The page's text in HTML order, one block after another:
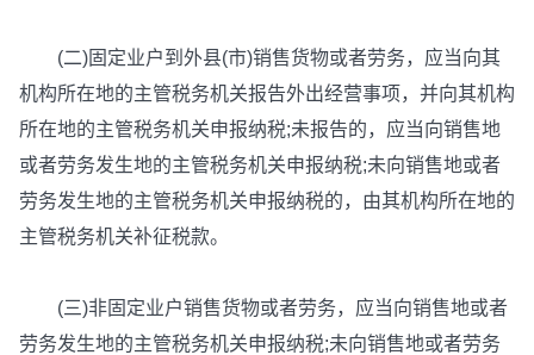
(二)固定业户到外县(市)销售货物或者劳务，应当向其
机构所在地的主管税务机关报告外出经营事项，并向其机构
所在地的主管税务机关申报纳税;未报告的，应当向销售地
或者劳务发生地的主管税务机关申报纳税;未向销售地或者
劳务发生地的主管税务机关申报纳税的，由其机构所在地的
主管税务机关补征税款。
(三)非固定业户销售货物或者劳务，应当向销售地或者
劳务发生地的主管税务机关申报纳税;未向销售地或者劳务